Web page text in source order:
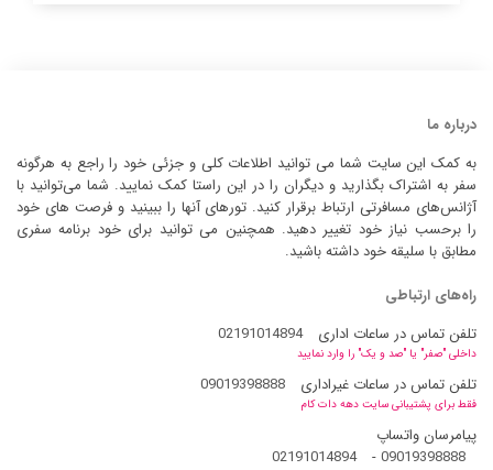
درباره ما
به کمک این سایت شما می توانید اطلاعات کلی و جزئی خود را راجع به هرگونه
سفر به اشتراک بگذارید و دیگران را در این راستا کمک نمایید. شما می‌توانید با
آژانس‌های مسافرتی ارتباط برقرار کنید. تورهای آنها را ببینید و فرصت های خود
را برحسب نیاز خود تغییر دهید. همچنین می توانید برای خود برنامه سفری
مطابق با سلیقه خود داشته باشید.
راه‌های ارتباطی
تلفن تماس در ساعات اداری
02191014894
داخلی "صفر" یا "صد و یک" را وارد نمایید
تلفن تماس در ساعات غیراداری 09019398888
فقط برای پشتیبانی سایت دهه دات کام
پیامرسان واتساپ
09019398888
-
02191014894